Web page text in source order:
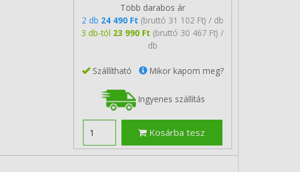
Több darabos ár
2 db 24 490 Ft (bruttó 31 102 Ft) / db
3 db-tól 23 990 Ft (bruttó 30 467 Ft) /
db
Szállítható Mikor kapom meg?
Ingyenes szállítás
Kosárba tesz